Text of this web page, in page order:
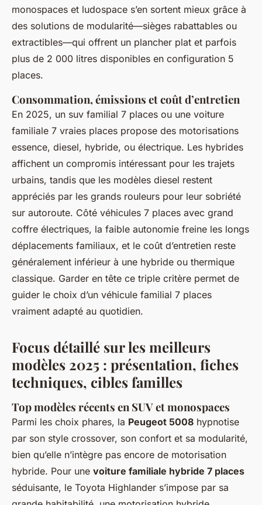
monospaces et ludospace s’en sortent mieux grâce à
des solutions de modularité—sièges rabattables ou
extractibles—qui offrent un plancher plat et parfois
plus de 2 000 litres disponibles en configuration 5
places.
Consommation, émissions et coût d’entretien
En 2025, un suv familial 7 places ou une voiture
familiale 7 vraies places propose des motorisations
essence, diesel, hybride, ou électrique. Les hybrides
affichent un compromis intéressant pour les trajets
urbains, tandis que les modèles diesel restent
appréciés par les grands rouleurs pour leur sobriété
sur autoroute. Côté véhicules 7 places avec grand
coffre électriques, la faible autonomie freine les longs
déplacements familiaux, et le coût d’entretien reste
généralement inférieur à une hybride ou thermique
classique. Garder en tête ce triple critère permet de
guider le choix d’un véhicule familial 7 places
vraiment adapté au quotidien.
Focus détaillé sur les meilleurs
modèles 2025 : présentation, fiches
techniques, cibles familles
Top modèles récents en SUV et monospaces
Parmi les choix phares, la Peugeot 5008 hypnotise
par son style crossover, son confort et sa modularité,
bien qu’elle n’intègre pas encore de motorisation
hybride. Pour une voiture familiale hybride 7 places
séduisante, le Toyota Highlander s’impose par sa